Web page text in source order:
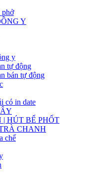
phở
Y
y
tự động
bán tự động
có in date
HÚT BỂ PHỐT
CHANH
chế